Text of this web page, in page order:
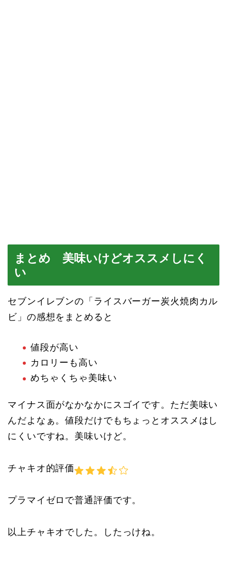
まとめ 美味いけどオススメしにく
い
セブンイレブンの「ライスバーガー炭火焼肉カル
ビ」の感想をまとめると
値段が高い
カロリーも高い
めちゃくちゃ美味い
マイナス面がなかなかにスゴイです。ただ美味い
んだよなぁ。値段だけでもちょっとオススメはし
にくいですね。美味いけど。
チャキオ的評価
プラマイゼロで普通評価です。
以上チャキオでした。したっけね。